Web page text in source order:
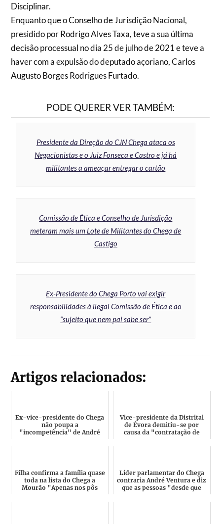
Disciplinar.
Enquanto que o Conselho de Jurisdição Nacional,
presidido por Rodrigo Alves Taxa, teve a sua última
decisão processual no dia 25 de julho de 2021 e teve a
haver com a expulsão do deputado açoriano, Carlos
Augusto Borges Rodrigues Furtado.
PODE QUERER VER TAMBÉM:
Presidente da Direção do CJN Chega ataca os
Negacionistas e o Juiz Fonseca e Castro e já há
militantes a ameaçar entregar o cartão
Comissão de Ética e Conselho de Jurisdição
meteram mais um Lote de Militantes do Chega de
Castigo
Ex-Presidente do Chega Porto vai exigir
responsabilidades à ilegal Comissão de Ética e ao
“sujeito que nem pai sabe ser”
Artigos relacionados:
Ex-vice-presidente do Chega
não poupa a
"incompetência" de André
Vice-presidente da Distrital
de Évora demitiu-se por
causa da "contratação de
Filha confirma a família quase
toda na lista do Chega a
Mourão "Apenas nos pôs
Líder parlamentar do Chega
contraria André Ventura e diz
que as pessoas "desde que